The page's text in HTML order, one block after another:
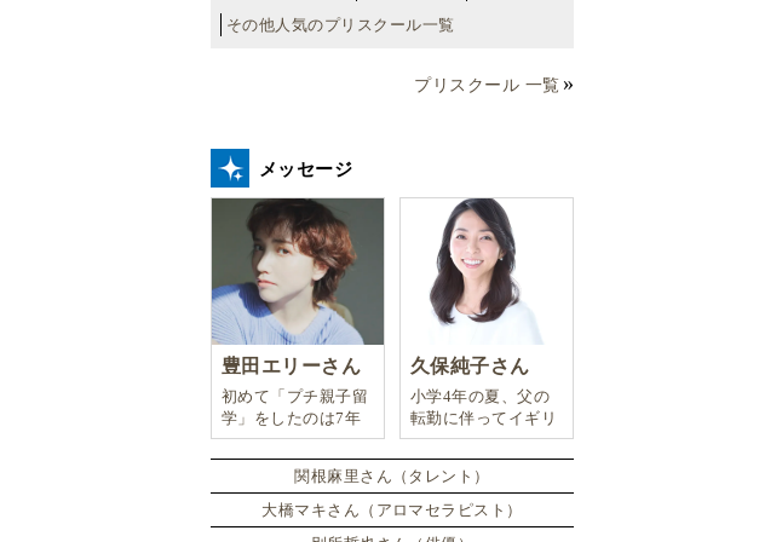
その他人気のプリスクール一覧
プリスクール 一覧
メッセージ
豊田エリーさん
初めて「プチ親子留
学」をしたのは7年
前。娘は2週間ロン
ドンのサマースクー
ルに通い、英語劇に
挑戦したり、
久保純子さん
小学4年の夏、父の
転勤に伴ってイギリ
スに引っ越した。
関根麻里さん（タレント）
大橋マキさん（アロマセラピスト）